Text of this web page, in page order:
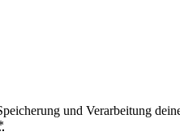
und Verarbeitung